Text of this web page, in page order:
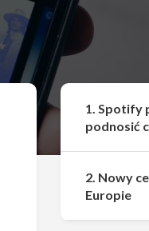
1. Spotify
podnosić
2. Nowy
Europie